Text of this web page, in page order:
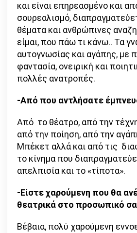
και είναι επηρεασμένο και
σουρεαλισμό,
θέματα και ανθρώπινες
είμαι, που πάω τι κάνω.. Τα
αυτογνωσίας και αγάπης, με
φαντασία, ονειρική και
πολλές ανατροπές.
-Από που αντλήσατε
Από το θέατρο, από την
από την ποίηση, από την
Μπέκετ αλλά και από τις
το κίνημα που
απελπισία και το «τίποτα».
-Είστε χαρούμενη που θα
θεατρικά στο προσωπικό
Βέβαια, πολύ χαρούμενη